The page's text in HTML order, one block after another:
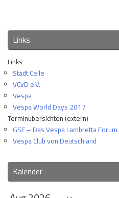
Links
Links
Stadt Celle
VCvD e.V.
Vespa
Vespa World Days 2017
Terminübersichten (extern)
GSF – Das Vespa Lambretta Forum
Vespa Club von Deutschland
Kalender